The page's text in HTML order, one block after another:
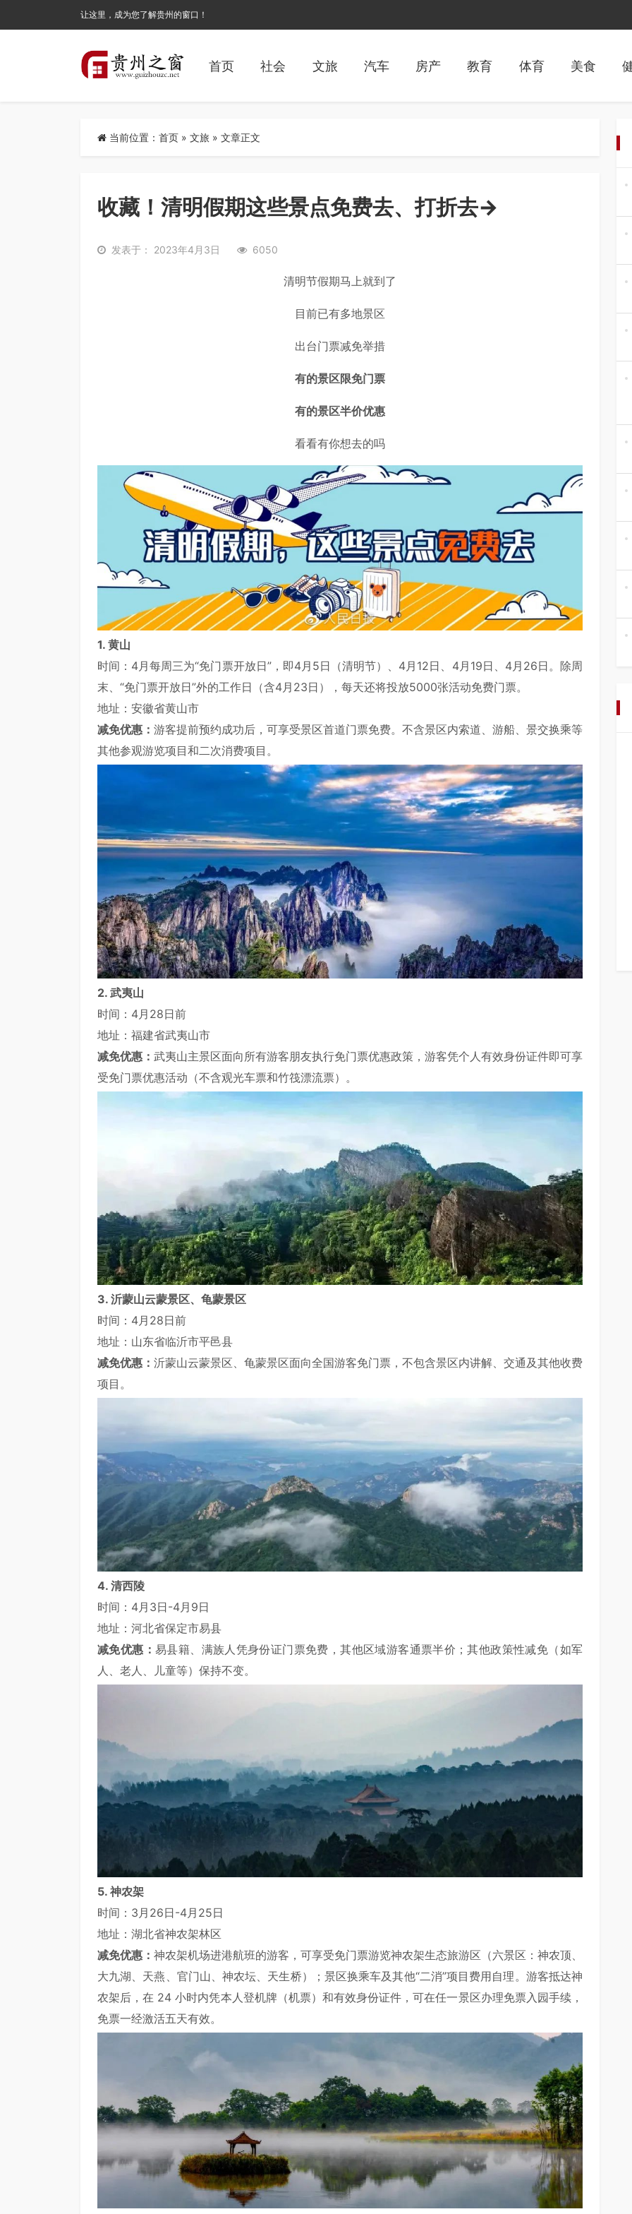
让这里，成为您了解贵州的窗口！
首页 社会 文旅 汽车 房产 教育 体育 美食
当前位置： 首页 » 文旅 » 文章正文
收藏！清明假期这些景点免费去、打折去→
发表于： 2023年4月3日 6050
清明节假期马上就到了
目前已有多地景区
出台门票减免举措
有的景区限免门票
有的景区半价优惠
看看有你想去的吗
1. 黄山
时间：4月每周三为“免门票开放日”，即4月5日（清明节）、4月12日、4月19日、4月26日。除周
末、“免门票开放日”外的工作日（含4月23日），每天还将投放5000张活动免费门票。
地址：安徽省黄山市
减免优惠： 游客提前预约成功后，可享受景区首道门票免费。不含景区内索道、游船、景交换乘等
其他参观游览项目和二次消费项目。
2. 武夷山
时间：4月28日前
地址：福建省武夷山市
减免优惠： 武夷山主景区面向所有游客朋友执行免门票优惠政策，游客凭个人有效身份证件即可享
受免门票优惠活动（不含观光车票和竹筏漂流票）。
3. 沂蒙山云蒙景区、龟蒙景区
时间：4月28日前
地址：山东省临沂市平邑县
减免优惠： 沂蒙山云蒙景区、龟蒙景区面向全国游客免门票，不包含景区内讲解、交通及其他收费
项目。
4. 清西陵
时间：4月3日-4月9日
地址：河北省保定市易县
减免优惠： 易县籍、满族人凭身份证门票免费，其他区域游客通票半价；其他政策性减免（如军
人、老人、儿童等）保持不变。
5. 神农架
时间：3月26日-4月25日
地址：湖北省神农架林区
减免优惠： 神农架机场进港航班的游客，可享受免门票游览神农架生态旅游区（六景区：神农顶、
大九湖、天燕、官门山、神农坛、天生桥）；景区换乘车及其他“二消”项目费用自理。游客抵达神
农架后，在 24 小时内凭本人登机牌（机票）和有效身份证件，可在任一景区办理免票入园手续，
免票一经激活五天有效。